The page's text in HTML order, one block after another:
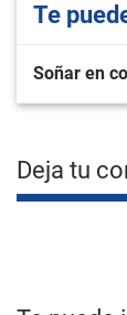
Te
Soñar en
Deja tu